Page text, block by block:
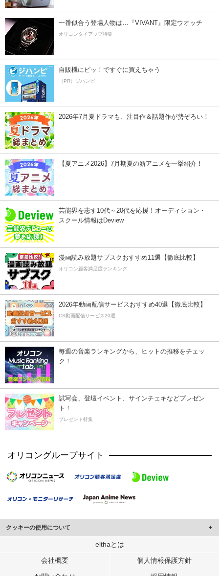
一番似合う登場人物は…『VIVANT』限定ウオッチ
オリコンタイアップ特集
自販機にピッ！ですぐに買えちゃう
（PR）ジハンピ
2026年7月夏ドラマも、注目作＆話題作が勢ぞろい！
【夏アニメ2026】7月期夏の新アニメを一挙紹介！
芸能界を志す10代～20代を応援！オーディション・
スクール情報はDeview
漫画読み放題サブスクおすすめ11選【徹底比較】
オリコン顧客満足度ランキング
2026年動画配信サービスおすすめ40選【徹底比較】
CS動画配信サービス20選
毎週の音楽ランキングから、ヒットの推移をチェッ
ク！
試写会、登壇イベント、サインチェキなどプレゼン
ト！
プレゼント特集
オリコングループサイト
クッキーの使用について
このサイトでは Cookie を使用して、ユーザーに合わせたコンテンツや広告の
行っています。
elthaとは
会社概要 個人情報保護方針